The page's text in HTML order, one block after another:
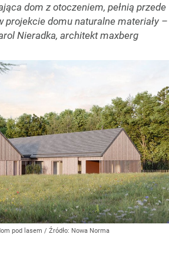
dom z otoczeniem, pełnią przede
projekcie domu naturalne materiały –
Nieradka, architekt maxberg
pod lasem / Źródło: Nowa Norma